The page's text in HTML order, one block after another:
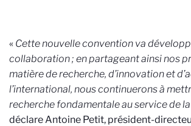
« Cette nouvelle convention va
collaboration ; en partageant ainsi nos
matière de recherche, d’innovation et
l’international, nous continuerons à
recherche fondamentale au service de
déclare Antoine Petit, président-